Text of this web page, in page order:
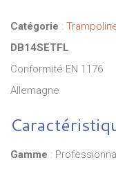
Catégorie :
DB14SETFL
Conformité EN 1176
Allemagne
Gamme :